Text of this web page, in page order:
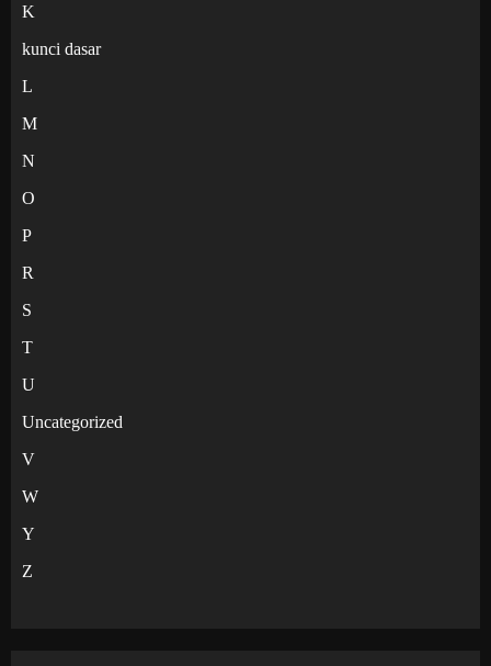
K
kunci dasar
L
M
N
O
P
R
S
T
U
Uncategorized
V
W
Y
Z